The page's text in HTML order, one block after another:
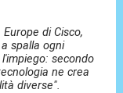
di Cisco,
spalla ogni
secondo
ne crea
diverse".